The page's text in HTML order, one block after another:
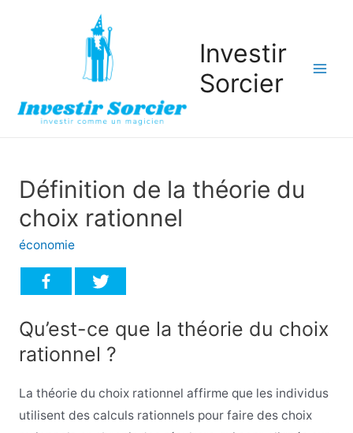
Investir
Sorcier
Définition de la théorie du
choix rationnel
économie
Qu’est-ce que la théorie du choix
rationnel ?
La théorie du choix rationnel affirme que les individus
utilisent des calculs rationnels pour faire des choix